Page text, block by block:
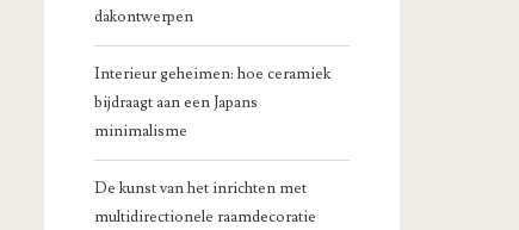
dakontwerpen
Interieur geheimen: hoe ceramiek
bijdraagt aan een Japans
minimalisme
De kunst van het inrichten met
multidirectionele raamdecoratie